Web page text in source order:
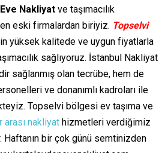
Nakliyat ve taşımacılık
eski firmalardan biriyiz. Topselvi
yüksek kalitede ve uygun fiyatlarla
sağlıyoruz. İstanbul Nakliyat
sağlanmış olan tecrübe, hem de
ve donanımlı kadroları ile
Topselvi bölgesi ev taşıma ve
arası nakliyat hizmetleri verdiğimiz
bir çok günü semtinizden